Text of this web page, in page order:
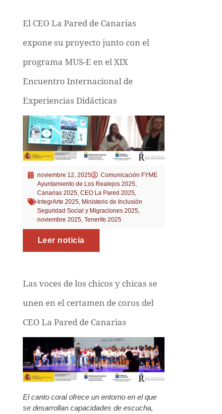
El CEO La Pared de Canarias
expone su proyecto junto con el
programa MUS-E en el XIX
Encuentro Internacional de
Experiencias Didácticas
noviembre 12, 2025
Comunicación FYME
Ayuntamiento de Los Realejos 2025,
Canarias 2025, CEO La Pared 2025,
IntegrArte 2025, Ministerio de Inclusión
Seguridad Social y Migraciones 2025,
noviembre 2025, Tenerife 2025
Leer noticia
Las voces de los chicos y chicas se
unen en el certamen de coros del
CEO La Pared de Canarias
El canto coral ofrece un entorno en el que
se desarrollan capacidades de escucha,